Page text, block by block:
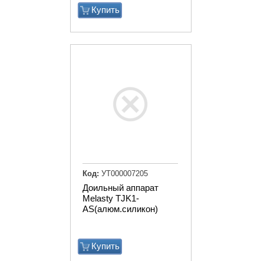
Купить
Доильный аппарат
Melasty TJK1-
AS(алюм.силикон)
Купить
Код: УТ000007205